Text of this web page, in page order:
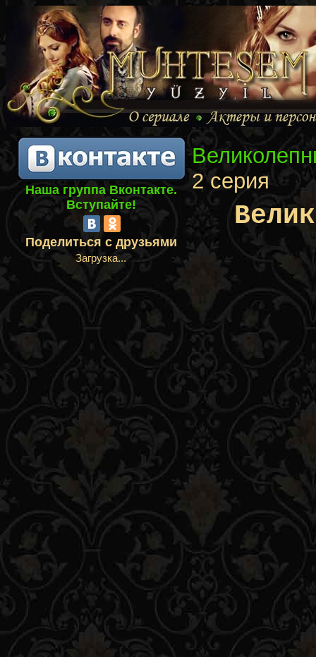
Наша группа Вконтакте.
Вступайте!
Поделиться с друзьями
Загрузка...
2 серия